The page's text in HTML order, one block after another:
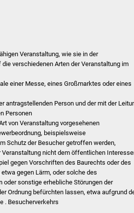
Veranstaltung, wie sie in der
verschiedenen Arten der Veranstaltung im
einer Messe, eines Großmarktes oder eines
antragstellenden Person und der mit der
Personen
von Veranstaltung vorgesehenen
beispielsweise
Schutz der Besucher getroffen werden,
Veranstaltung nicht dem öffentlichen
gegen Vorschriften des Baurechts oder des
gegen Lärm, oder solche des
oder sonstige erhebliche Störungen der
Ordnung befürchten lassen, etwa aufgrund
. Besucherverkehrs